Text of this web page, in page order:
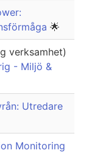
🌟
verksamhet)
- Miljö &
Utredare
Monitoring